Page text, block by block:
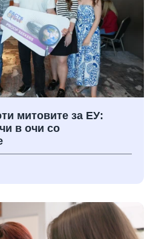
митовите за ЕУ:
в очи со